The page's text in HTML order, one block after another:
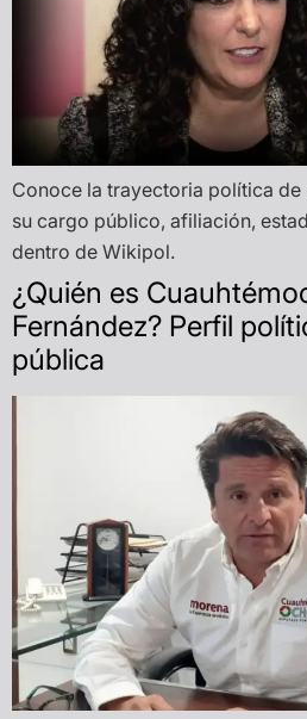
Conoce la trayectoria política de
su cargo público, afiliación,
dentro de Wikipol.
¿Quién es
Fernández? Perfil
pública